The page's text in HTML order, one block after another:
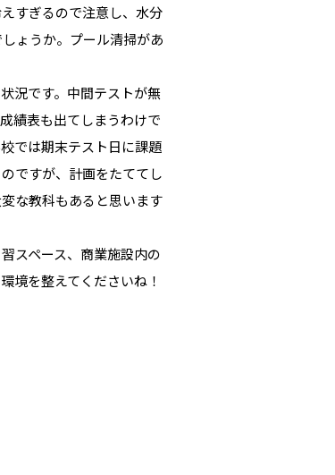
すぎるので注意し、水分
ょうか。プール清掃があ
況です。中間テストが無
績表も出てしまうわけで
では期末テスト日に課題
ですが、計画をたててし
な教科もあると思います
スペース、商業施設内の
境を整えてくださいね！